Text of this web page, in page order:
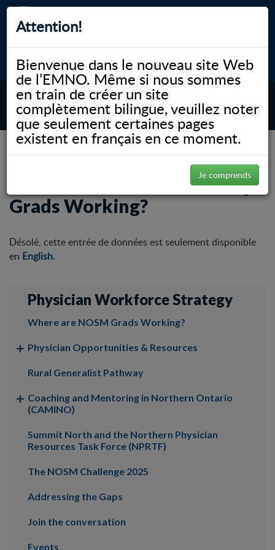
Attention!
Bienvenue dans le nouveau site Web
de l’EMNO. Même si nous sommes
en train de créer un site
complètement bilingue, veuillez noter
que seulement certaines pages
existent en français en ce moment.
Je comprends
myNOSM Accessibilité A- A+ English
MENU
NOSM.ca Communauté
Physician Workforce Strategy
Where are NOSM University
Grads Working?
Désolé, cette entrée de données est seulement disponible
en English.
Physician Workforce Strategy
Where are NOSM Grads Working?
Physician Opportunities & Resources
Rural Generalist Pathway
Coaching and Mentoring in Northern Ontario
(CAMINO)
Summit North and the Northern Physician
Resources Task Force (NPRTF)
The NOSM Challenge 2025
Addressing the Gaps
Join the conversation
Events